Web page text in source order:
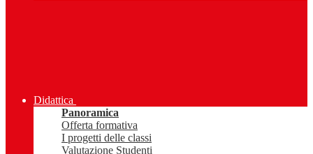
Didattica
Panoramica
Offerta formativa
I progetti delle classi
Valutazione Studenti